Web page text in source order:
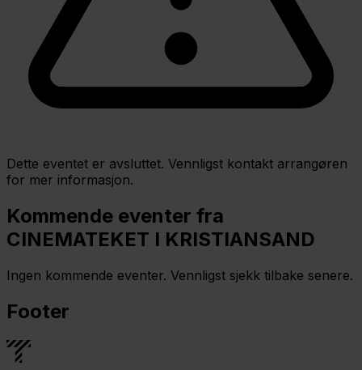
Dette eventet er avsluttet. Vennligst kontakt arrangøren
for mer informasjon.
Kommende eventer fra
CINEMATEKET I KRISTIANSAND
Ingen kommende eventer. Vennligst sjekk tilbake senere.
Footer